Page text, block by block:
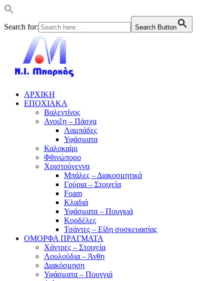
Search for: Search Button
ΑΡΧΙΚΗ
ΕΠΟΧΙΑΚΑ
Βαλεντίνος
Ανοιξη – Πάσχα
Λαμπάδες
Υφάσματα
Καλοκαίρι
Φθινώπορο
Χριστούγεννα
Μπάλες – Διακοσμητικά
Γούρια – Στοιχεία
Foam
Κλαδιά
Υφάσματα – Πουγκιά
Κορδέλες
Τσάντες – Είδη συσκευασίας
ΟΜΟΡΦΑ ΠΡΑΓΜΑΤΑ
Χάντρες – Στοιχεία
Λουλούδια – Άνθη
Διακόσμηση
Υφάσματα – Πουγγιά